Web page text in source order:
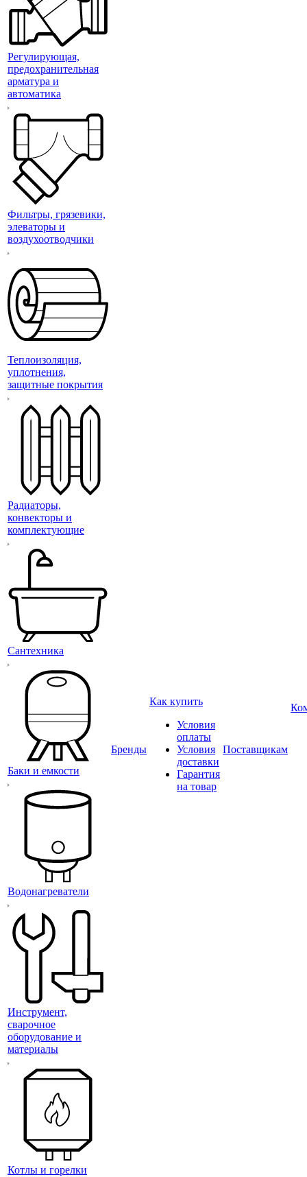
Регулирующая,
предохранительная
арматура и
автоматика
Фильтры, грязевики,
элеваторы и
воздухоотводчики
Теплоизоляция,
уплотнения,
защитные покрытия
Радиаторы,
конвекторы и
комплектующие
Сантехника
Баки и емкости
Водонагреватели
Инструмент,
сварочное
оборудование и
материалы
Котлы и горелки
Бренды
Как купить
Условия
оплаты
Условия
доставки
Гарантия
на товар
Поставщикам